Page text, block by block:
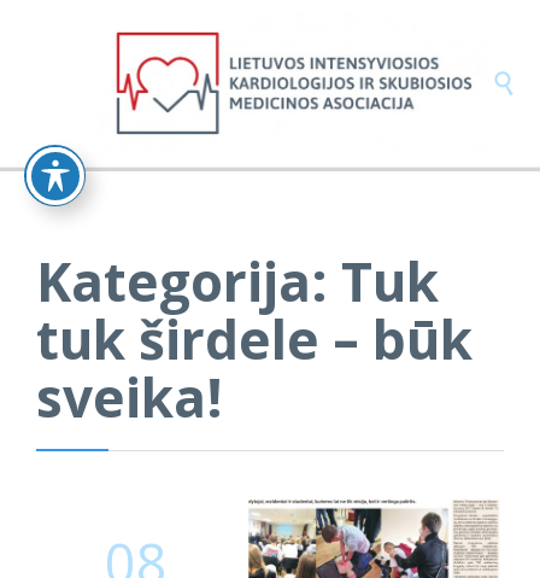

Kategorija: Tuk
tuk širdele – būk
sveika!
08